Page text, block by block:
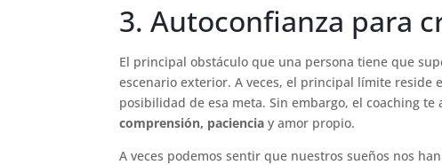
3. Autoconfianza para
El principal obstáculo que una persona tiene que
escenario exterior. A veces, el principal límite reside
posibilidad de esa meta. Sin embargo, el coaching
comprensión, paciencia y amor propio.
A veces podemos sentir que nuestros sueños nos